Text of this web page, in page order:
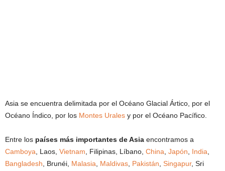
Asia se encuentra delimitada por el Océano Glacial Ártico, por el
Océano Índico, por los Montes Urales y por el Océano Pacífico.
Entre los países más importantes de Asia encontramos a
Camboya , Laos, Vietnam , Filipinas, Líbano, China Japón India
Bangladesh , Brunéi, Malasia Maldivas Pakistán Singapur, Sri